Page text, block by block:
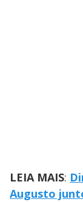
LEIA MAIS:
Augusto